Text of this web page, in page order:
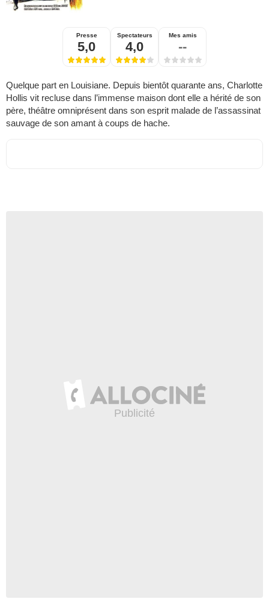
Presse
5,0
Spectateurs
4,0
Mes amis
--
Quelque part en Louisiane. Depuis bientôt quarante ans, Charlotte
Hollis vit recluse dans l’immense maison dont elle a hérité de son
père, théâtre omniprésent dans son esprit malade de l’assassinat
sauvage de son amant à coups de hache.